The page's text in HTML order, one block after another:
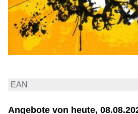
EAN
Angebote von heute,